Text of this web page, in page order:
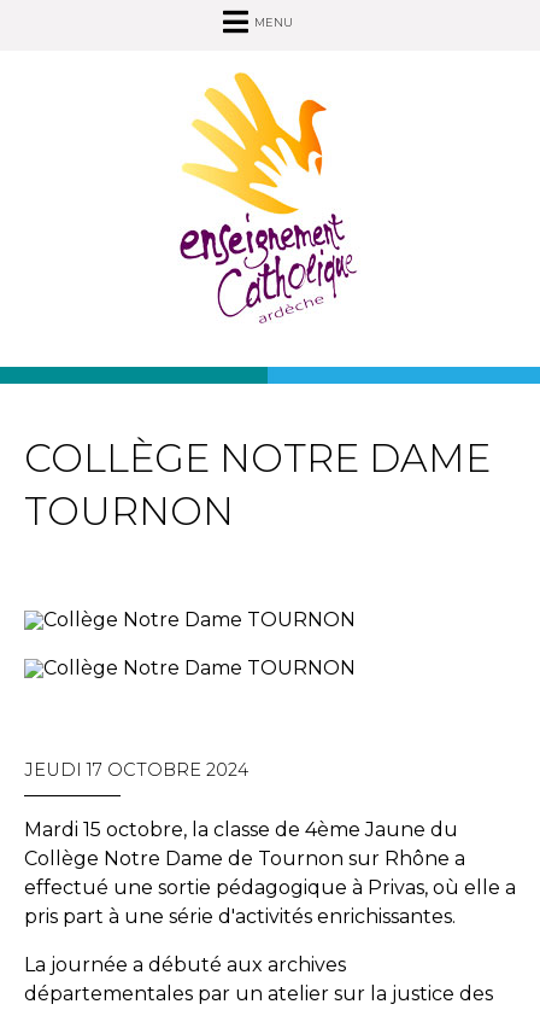
MENU
COLLÈGE NOTRE DAME
TOURNON
JEUDI 17 OCTOBRE 2024
Mardi 15 octobre, la classe de 4ème Jaune du
Collège Notre Dame de Tournon sur Rhône a
effectué une sortie pédagogique à Privas, où elle a
pris part à une série d'activités enrichissantes.
La journée a débuté aux archives
départementales par un atelier sur la justice des